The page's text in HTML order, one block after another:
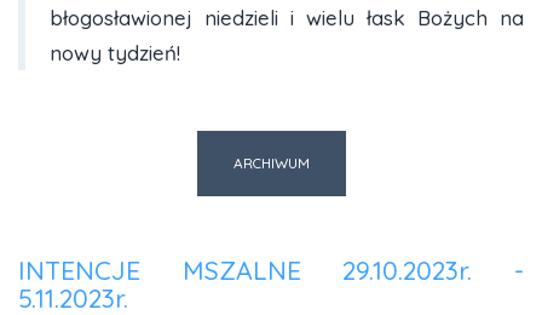
błogosławionej niedzieli i wielu łask Bożych na
nowy tydzień!
ARCHIWUM
INTENCJE MSZALNE 29.10.2023r. -
5.11.2023r.